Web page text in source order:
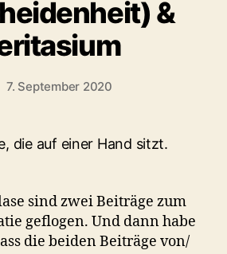
&
7. September 2020
sind zwei Beiträge zum
geflogen. Und dann habe
die beiden Beiträge von/